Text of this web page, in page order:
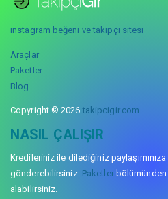
instagram beğeni ve takipçi sitesi
Araçlar
Paketler
Blog
Copyright © 2026 takipcigir.com
NASIL ÇALIŞIR
Kredileriniz ile dilediğiniz
gönderebilirsiniz. Paketlerbölümünden
alabilirsiniz.